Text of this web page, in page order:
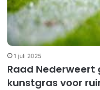
1 juli 2025
Raad Nederweert
kunstgras voor